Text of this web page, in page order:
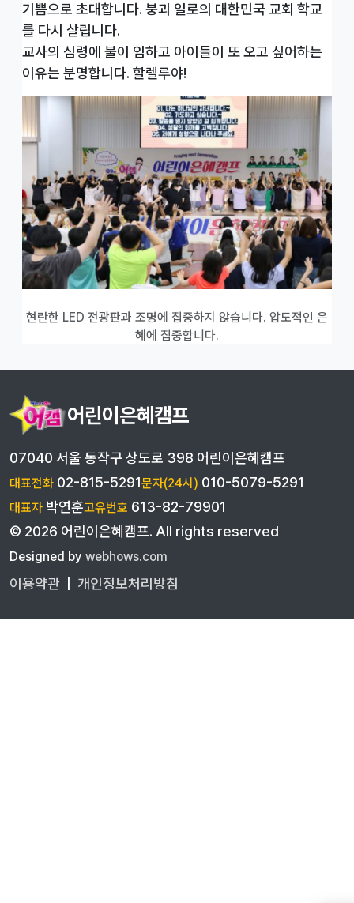
기쁨으로 초대합니다. 붕괴 일로의 대한민국 교회 학교
를 다시 살립니다.
교사의 심령에 불이 임하고 아이들이 또 오고 싶어하는
이유는 분명합니다. 할렐루야!
현란한 LED 전광판과 조명에 집중하지 않습니다. 압도적인 은
혜에 집중합니다.
어린이은혜캠프
07040 서울 동작구 상도로 398 어린이은혜캠프
대표전화 02-815-5291문자(24시) 010-5079-5291
대표자 박연훈고유번호 613-82-79901
© 2026 어린이은혜캠프. All rights reserved
Designed by webhows.com
이용약관 개인정보처리방침